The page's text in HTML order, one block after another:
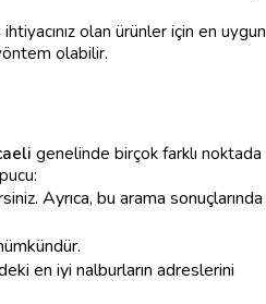
olan ürünler için en uygun
olabilir.
genelinde birçok farklı noktada
Ayrıca, bu arama sonuçlarında
en iyi nalburların adreslerini